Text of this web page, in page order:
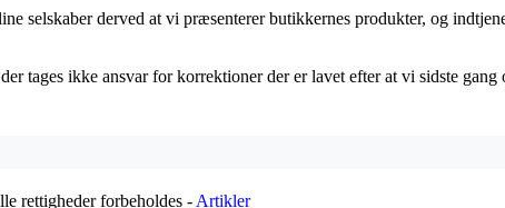
selskaber derved at vi præsenterer butikkernes produkter, og
tages ikke ansvar for korrektioner der er lavet efter at vi sidste gang
rettigheder forbeholdes - Artikler